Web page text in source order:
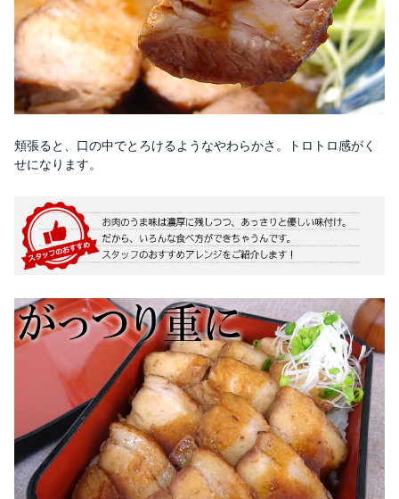
頬張ると、口の中でとろけるようなやわらかさ。トロトロ感がく
せになります。